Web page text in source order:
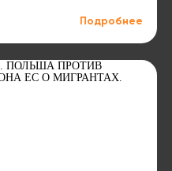
Подробнее